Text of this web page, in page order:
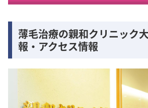
薄毛治療の親和クリニック
報・アクセス情報